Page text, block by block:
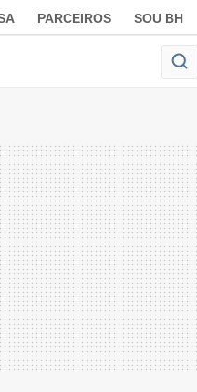
PARCEIROS SOU BH